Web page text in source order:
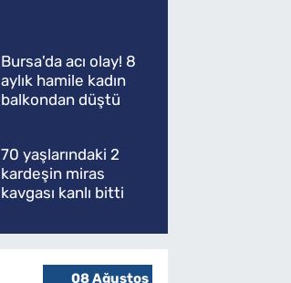
Bursa'da acı olay! 8
aylık hamile kadın
balkondan düştü
70 yaşlarındaki 2
kardeşin miras
kavgası kanlı bitti
08 Ağustos